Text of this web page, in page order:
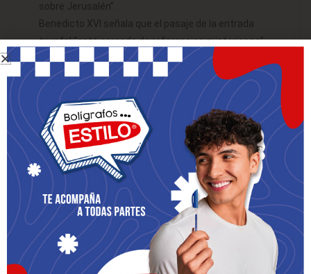
sobre Jerusalén”.
Benedicto XVI señala que el pasaje de la entrada
triunfal “está cargado de referencias misteriosas”.
De la versión de Lucas podemos fijarnos en varias
de ellas.
Por un lado, Jesús desciende el Monte de los Olivos
desde Betfagé y Betania, por donde se esperaba la
entrada del Mesías. Con sus precisas instrucciones
sobre el burro, Jesús emplea el derecho de los reyes
a pedir una montura para uso personal. David mandó
montar a su hijo Salomón sobre su propio burro para
ser llevado a ungir como rey (1Re 1,33). El borriquillo
estaba atado, como anunció Jacob que haría Judá
con el suyo (Gn 49,11).
Por otro lado, la gente alfombraba con sus mantos